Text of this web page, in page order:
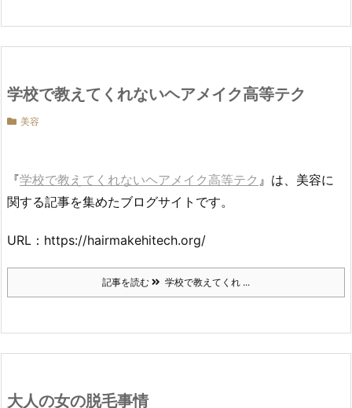
学校で教えてくれないヘアメイク高等テク
美容
『学校で教えてくれないヘアメイク高等テク 』は、美容に
関する記事を集めたブログサイトです。
URL：https://hairmakehitech.org/
記事を読む 学校で教えてくれ ...
大人の女の脱毛事情